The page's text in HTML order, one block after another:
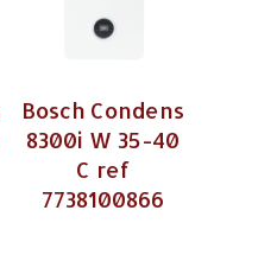
Bosch Condens
8300i W 35-40
C ref
7738100866